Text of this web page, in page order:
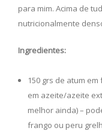
para mim. Acima de
nutricionalmente
Ingredientes:
150 grs de atum
em azeite/azeite
melhor ainda) –
frango ou peru